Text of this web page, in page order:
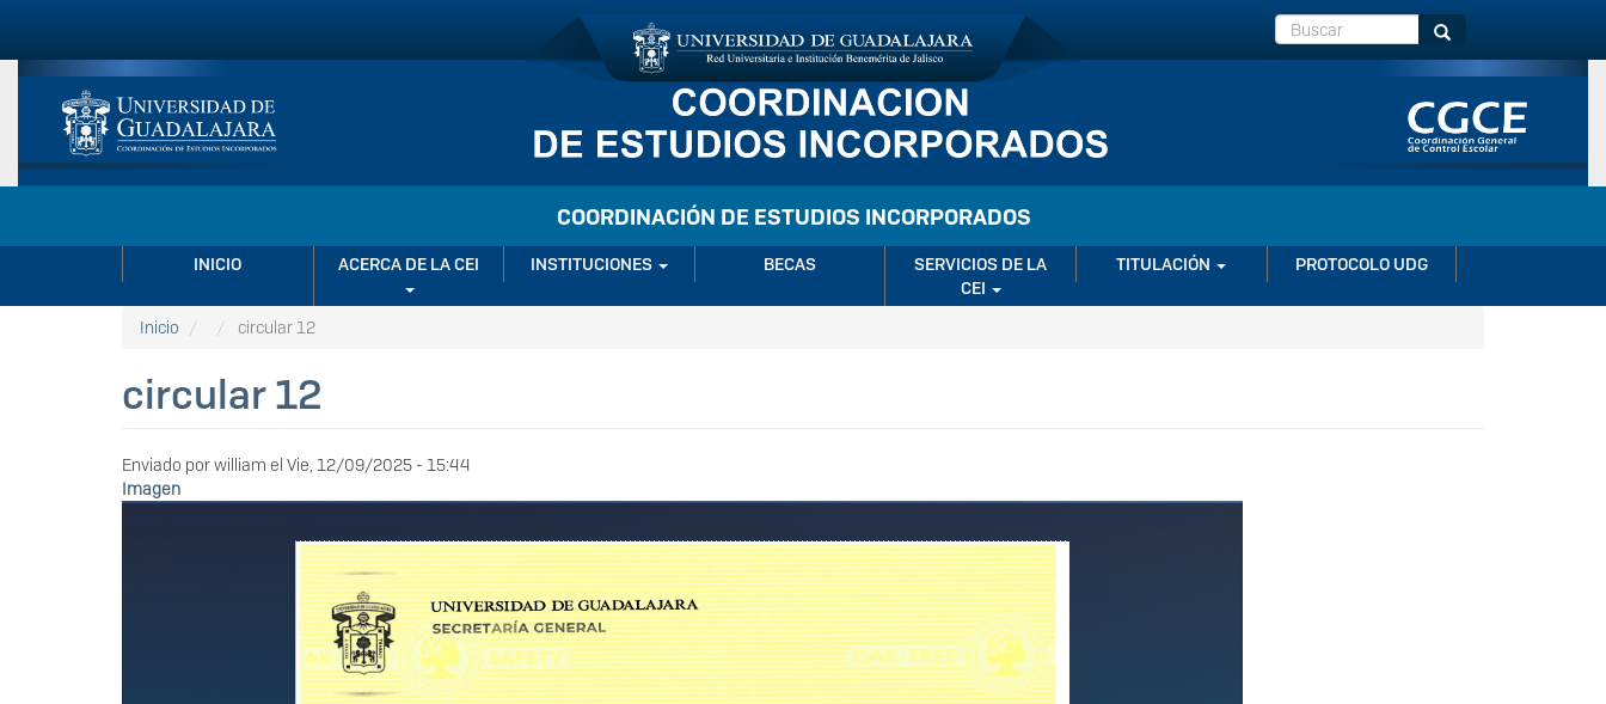
contenido
principal
Buscar Buscar
COORDINACIÓN DE ESTUDIOS INCORPORADOS
NAVEGACIÓN
PRINCIPAL
INICIO ACERCA DE LA CEI INSTITUCIONES BECAS
SERVICIOS DE LA
CEI
TITULACIÓN PROTOCOLO UDG
Inicio circular 12
circular 12
Enviado porwilliam el Vie, 12/09/2025 - 15:44
Imagen